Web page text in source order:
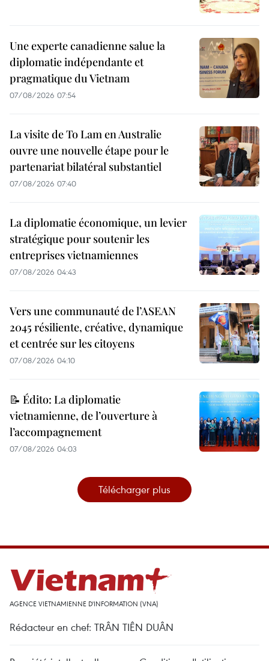
Une experte canadienne salue la
diplomatie indépendante et
pragmatique du Vietnam
07/08/2026 07:54
La visite de To Lam en Australie
ouvre une nouvelle étape pour le
partenariat bilatéral substantiel
07/08/2026 07:40
La diplomatie économique, un levier
stratégique pour soutenir les
entreprises vietnamiennes
07/08/2026 04:43
Vers une communauté de l’ASEAN
2045 résiliente, créative, dynamique
et centrée sur les citoyens
07/08/2026 04:10
📝 Édito: La diplomatie
vietnamienne, de l’ouverture à
l’accompagnement
07/08/2026 04:03
Télécharger plus
AGENCE VIETNAMIENNE D'INFORMATION (VNA)
Rédacteur en chef: TRÂN TIÊN DUÂN